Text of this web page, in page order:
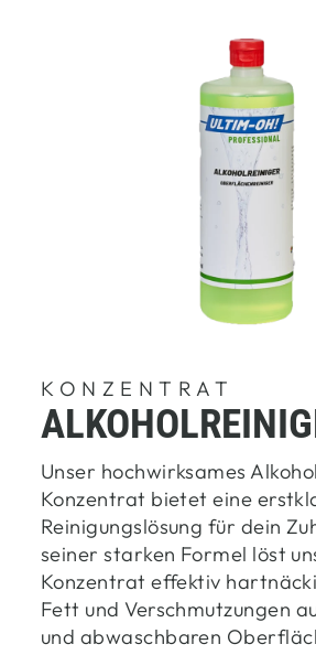
KONZENTRAT
Unser hochwirksames
Konzentrat bietet eine
Reinigungslösung für dein
seiner starken Formel löst
Konzentrat effektiv
Fett und Verschmutzungen
und abwaschbaren